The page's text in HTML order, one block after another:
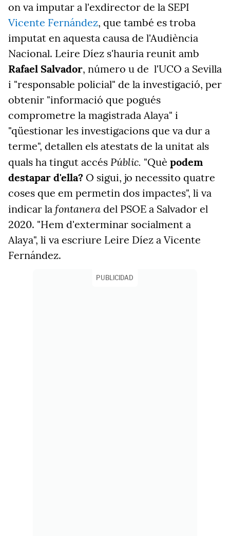
on va imputar a l'exdirector de la SEPI
Vicente Fernández, que també es troba
imputat en aquesta causa de l'Audiència
Nacional. Leire Díez s'hauria reunit amb
Rafael Salvador, número u de l'UCO a Sevilla
i "responsable policial" de la investigació, per
obtenir "informació que pogués
comprometre la magistrada Alaya" i
"qüestionar les investigacions que va dur a
terme", detallen els atestats de la unitat als
quals ha tingut accés Públic. "Què podem
destapar d'ella? O sigui, jo necessito quatre
coses que em permetin dos impactes", li va
indicar la fontanera del PSOE a Salvador el
2020. "Hem d'exterminar socialment a
Alaya", li va escriure Leire Díez a Vicente
Fernández.
PUBLICIDAD